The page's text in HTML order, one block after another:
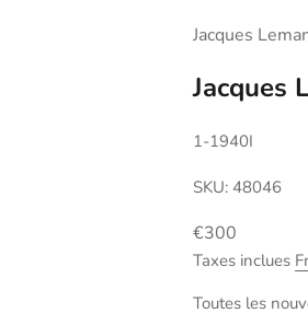
Jacques
Jacques
1-1940I
SKU: 48046
Prix de vente
€300
Taxes inclues
Toutes les